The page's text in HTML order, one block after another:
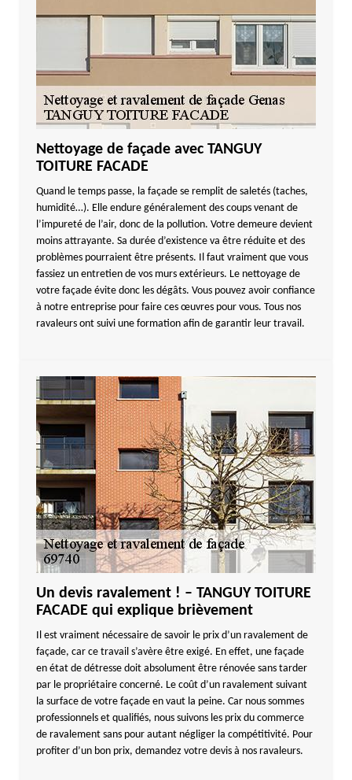
Nettoyage de façade avec TANGUY
TOITURE FACADE
Quand le temps passe, la façade se remplit de saletés (taches,
humidité…). Elle endure généralement des coups venant de
l’impureté de l’air, donc de la pollution. Votre demeure devient
moins attrayante. Sa durée d’existence va être réduite et des
problèmes pourraient être présents. Il faut vraiment que vous
fassiez un entretien de vos murs extérieurs. Le nettoyage de
votre façade évite donc les dégâts. Vous pouvez avoir confiance
à notre entreprise pour faire ces œuvres pour vous. Tous nos
ravaleurs ont suivi une formation afin de garantir leur travail.
Un devis ravalement ! – TANGUY TOITURE
FACADE qui explique brièvement
Il est vraiment nécessaire de savoir le prix d’un ravalement de
façade, car ce travail s’avère être exigé. En effet, une façade
en état de détresse doit absolument être rénovée sans tarder
par le propriétaire concerné. Le coût d’un ravalement suivant
la surface de votre façade en vaut la peine. Car nous sommes
professionnels et qualifiés, nous suivons les prix du commerce
de ravalement sans pour autant négliger la compétitivité. Pour
profiter d’un bon prix, demandez votre devis à nos ravaleurs.